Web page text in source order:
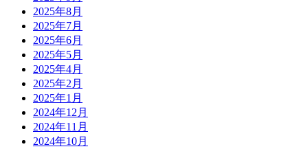
2025年8月
2025年7月
2025年6月
2025年5月
2025年4月
2025年2月
2025年1月
2024年12月
2024年11月
2024年10月